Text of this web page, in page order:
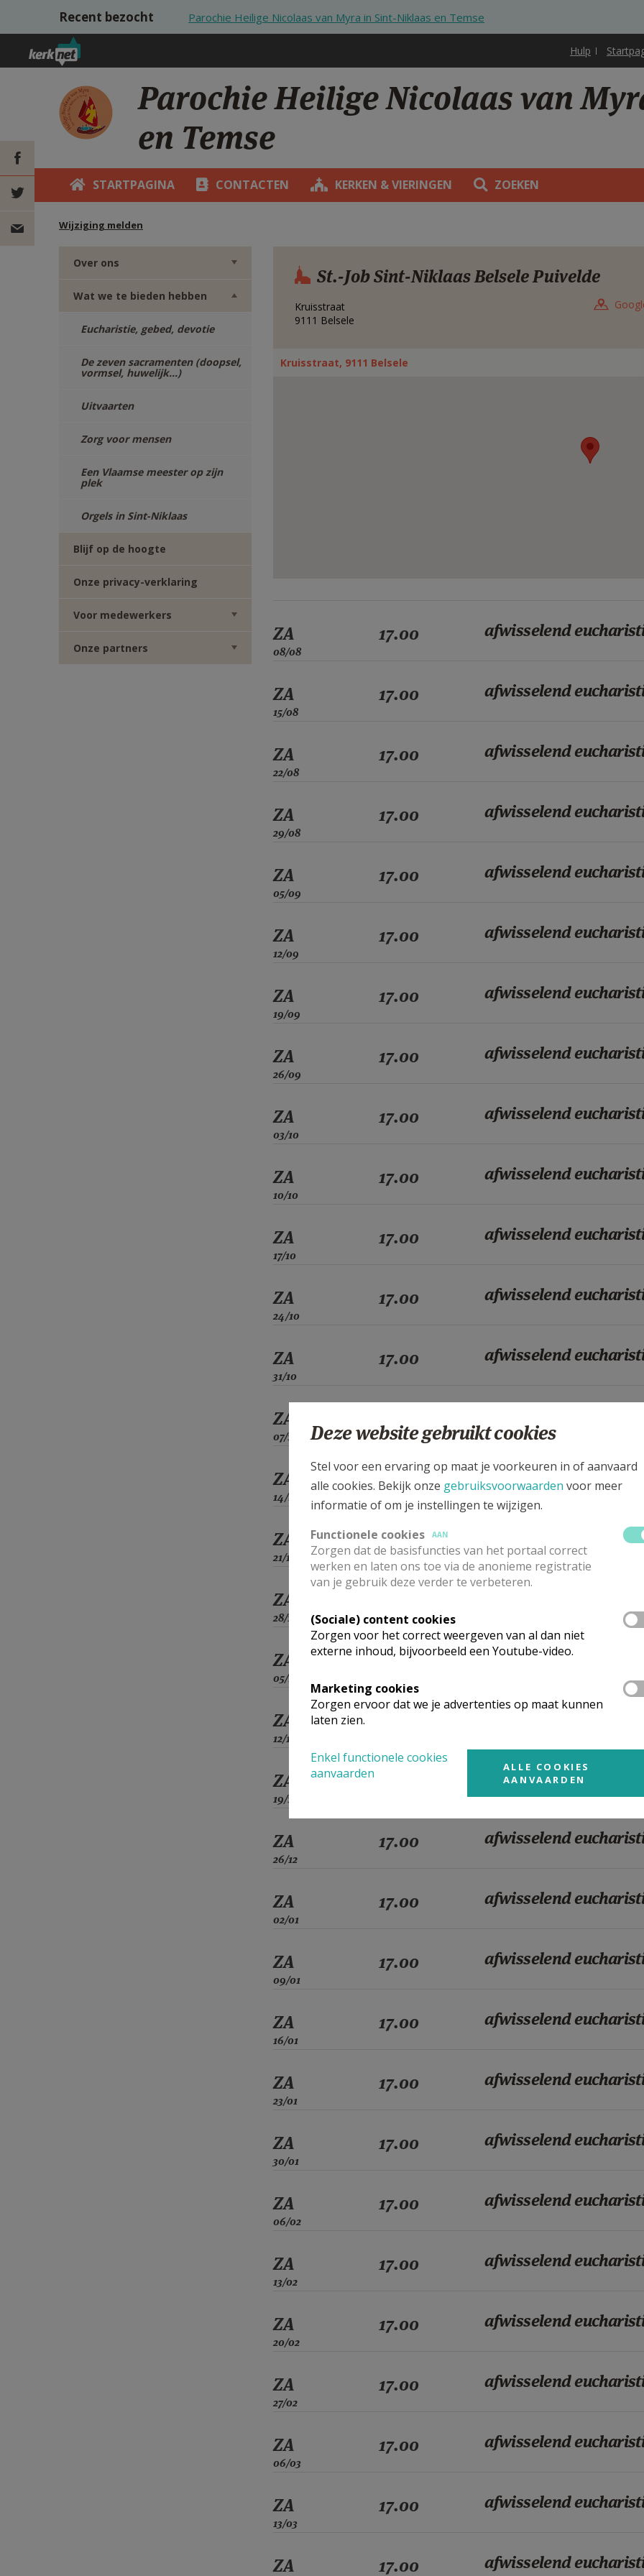
Overslaan en naar de inhoud gaan
Recent bezocht Parochie Heilige Nicolaas van Myra in Sint-Niklaas en Temse
Hulp
Parochie Heilige Nicolaas van
en Temse
STARTPAGINA CONTACTEN KERKEN & VIERINGEN ZOEKEN
Wijziging melden
DEEL OP
FACEBOOK
DEEL OP
Over ons
Wat we te bieden hebben
Eucharistie, gebed, devotie
De zeven sacramenten (doopsel,
vormsel, huwelijk...)
Uitvaarten
Zorg voor mensen
Een Vlaamse meester op zijn
plek
Orgels in Sint-Niklaas
Blijf op de hoogte
Onze privacy-verklaring
Voor medewerkers
Onze partners
St.-Job Sint-Niklaas Belsele Puivelde
Kruisstraat
9111 Belsele
Kruisstraat, 9111 Belsele
ZA
08/08
17.00 afwisselend
ZA
15/08
17.00 afwisselend
ZA
22/08
17.00 afwisselend
ZA
29/08
17.00 afwisselend
ZA
05/09
17.00 afwisselend
ZA
12/09
17.00 afwisselend
ZA
19/09
17.00 afwisselend
ZA
26/09
17.00 afwisselend
ZA
03/10
17.00 afwisselend
ZA
10/10
17.00 afwisselend
ZA
17/10
17.00 afwisselend
ZA
24/10
17.00 afwisselend
ZA
31/10
17.00 afwisselend
ZA
07/11
afwisselend
ZA
14/11
17.00 afwisselend
ZA
21/11
17.00 afwisselend
ZA
28/11
afwisselend
ZA
05/12
17.00 afwisselend
ZA
12/12
afwisselend
ZA
19/12
afwisselend
ZA
26/12
17.00 afwisselend
ZA
02/01
17.00 afwisselend
ZA
09/01
17.00 afwisselend
ZA
16/01
17.00 afwisselend
ZA
23/01
17.00 afwisselend
ZA
30/01
17.00 afwisselend
ZA
06/02
17.00 afwisselend
ZA
13/02
17.00 afwisselend
ZA
20/02
17.00 afwisselend
ZA
27/02
17.00 afwisselend
ZA
06/03
17.00 afwisselend
ZA
13/03
17.00 afwisselend
ZA 17.00 afwisselend
Deze website gebruikt cookies
Stel voor een ervaring op maat je voorkeuren in of aanvaard
alle cookies. Bekijk onze gebruiksvoorwaarden voor meer
informatie of om je instellingen te wijzigen.
Functionele cookies
AAN
Zorgen dat de basisfuncties van het portaal correct
werken en laten ons toe via de anonieme registratie
van je gebruik deze verder te verbeteren.
(Sociale) content cookies
Zorgen voor het correct weergeven van al dan niet
externe inhoud, bijvoorbeeld een Youtube-video.
Marketing cookies
Zorgen ervoor dat we je advertenties op maat kunnen
laten zien.
Enkel functionele cookies
aanvaarden
ALLE COOKIES
AANVAARDEN